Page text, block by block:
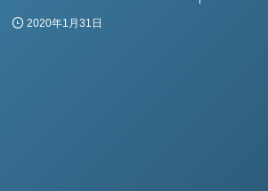
2020年1月31日